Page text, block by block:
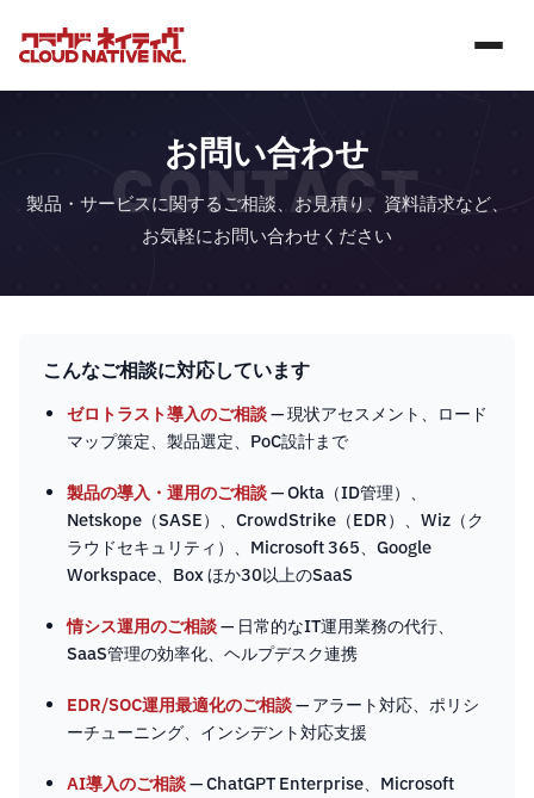
CONTACT
お問い合わせ
製品・サービスに関するご相談、お見積り、資料請求など、
お気軽にお問い合わせください
こんなご相談に対応しています
ゼロトラスト導入のご相談— 現状アセスメント、ロード
マップ策定、製品選定、PoC設計まで
製品の導入・運用のご相談— Okta（ID管理）、
Netskope（SASE）、CrowdStrike（EDR）、Wiz（ク
ラウドセキュリティ）、Microsoft 365、Google
Workspace、Box ほか30以上のSaaS
情シス運用のご相談— 日常的なIT運用業務の代行、
SaaS管理の効率化、ヘルプデスク連携
EDR/SOC運用最適化のご相談— アラート対応、ポリシ
ーチューニング、インシデント対応支援
AI導入のご相談— ChatGPT Enterprise、Microsoft